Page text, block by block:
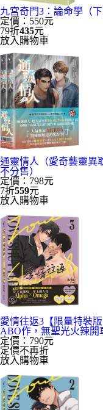
九宮奇門3：論命學（
定價：550元
79折435元
放入購物車
通靈情人（愛奇藝靈異
不分售）
定價：798元
7折559元
放入購物車
愛情往返3【限量特裝
ABO作，無聖光火辣開
定價：790元
定價不再折
放入購物車